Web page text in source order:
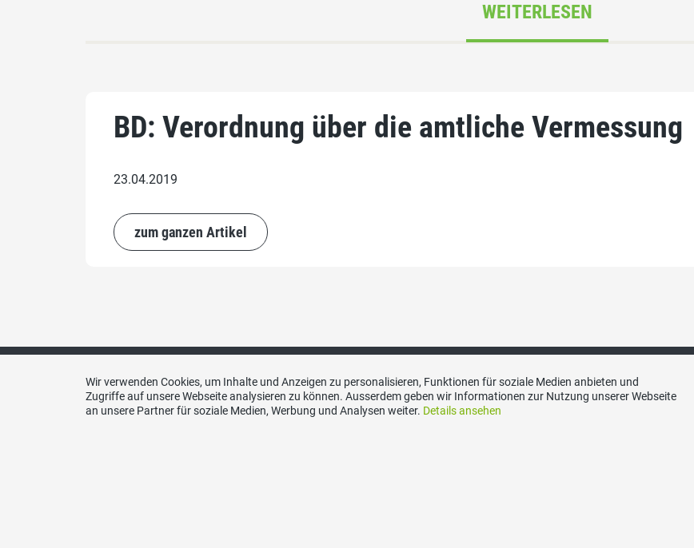
WEITERLESEN
BD: Verordnung über die amtliche Vermessung
23.04.2019
zum ganzen Artikel
Wir verwenden Cookies, um Inhalte und Anzeigen zu personalisieren, Funktionen für soziale Medien anbieten und
Zugriffe auf unsere Webseite analysieren zu können. Ausserdem geben wir Informationen zur Nutzung unserer Webseite
an unsere Partner für soziale Medien, Werbung und Analysen weiter. Details ansehen